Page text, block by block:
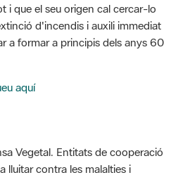
i que el seu origen cal cercar-lo
d'incendis i auxili immediat
a formar a principis dels anys 60
aquí
Vegetal. Entitats de cooperació
lluitar contra les malalties i